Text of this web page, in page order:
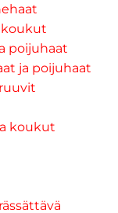
koukut
poijuhaat
ja poijuhaat
koukut